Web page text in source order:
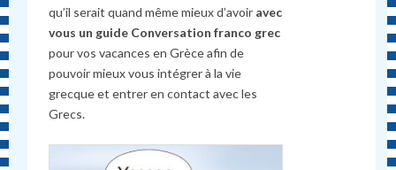
qu’il serait quand même mieux d’avoir avec
vous un guide Conversation franco grec
pour vos vacances en Grèce afin de
pouvoir mieux vous intégrer à la vie
grecque et entrer en contact avec les
Grecs.